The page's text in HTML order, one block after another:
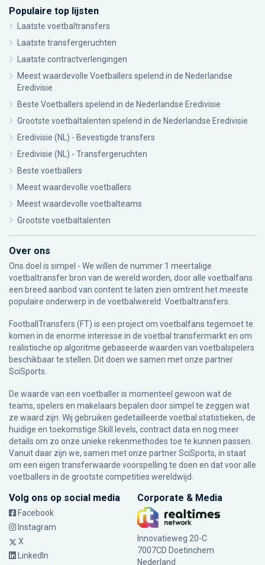
Populaire top lijsten
Laatste voetbaltransfers
Laatste transfergeruchten
Laatste contractverlengingen
Meest waardevolle Voetballers spelend in de Nederlandse
Eredivisie
Beste Voetballers spelend in de Nederlandse Eredivisie
Grootste voetbaltalenten spelend in de Nederlandse Eredivisie
Eredivisie (NL) - Bevestigde transfers
Eredivisie (NL) - Transfergeruchten
Beste voetballers
Meest waardevolle voetballers
Meest waardevolle voetbalteams
Grootste voetbaltalenten
Over ons
Ons doel is simpel - We willen de nummer 1 meertalige
voetbaltransfer bron van de wereld worden, door alle voetbalfans
een breed aanbod van content te laten zien omtrent het meeste
populaire onderwerp in de voetbalwereld: Voetbaltransfers.
FootballTransfers (FT) is een project om voetbalfans tegemoet te
komen in de enorme interesse in de voetbal transfermarkt en om
realistische op algoritme gebaseerde waarden van voetbalspelers
beschikbaar te stellen. Dit doen we samen met onze partner
SciSports
De waarde van een voetballer is momenteel gewoon wat de
teams, spelers en makelaars bepalen door simpel te zeggen wat
ze waard zijn. Wij gebruiken gedetailleerde voetbal statistieken, de
huidige en toekomstige Skill levels, contract data en nog meer
details om zo onze unieke rekenmethodes toe te kunnen passen.
Vanuit daar zijn we, samen met onze partner SciSports, in staat
om een eigen transferwaarde voorspelling te doen en dat voor alle
voetballers in de grootste competities wereldwijd.
Volg ons op social media
Facebook
Instagram
X
LinkedIn
Corporate & Media
Innovatieweg 20-C
7007CD Doetinchem
Nederland